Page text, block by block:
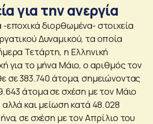
για την ανεργία
εποχικά διορθωμένα- στοιχεία
Δυναμικού, τα οποία
Τετάρτη, η Ελληνική
για το μήνα Μάιο, ο αριθμός τον
σε 383.740 άτομα, σημειώνοντας
άτομα σε σχέση με τον Μάιο
και μείωση κατά 48.028
σε σχέση με τον Απρίλιο του